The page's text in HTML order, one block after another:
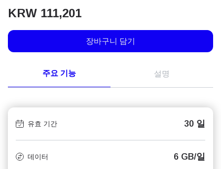
KRW 111,201
장바구니 담기
주요 기능 설명
유효 기간 30 일
데이터 6 GB/일